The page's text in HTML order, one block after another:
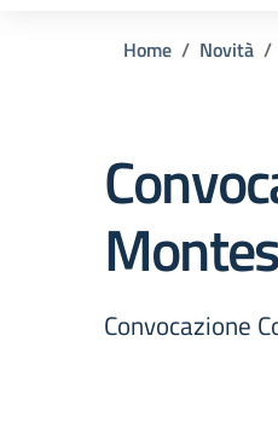
Home Novità
Convocazione